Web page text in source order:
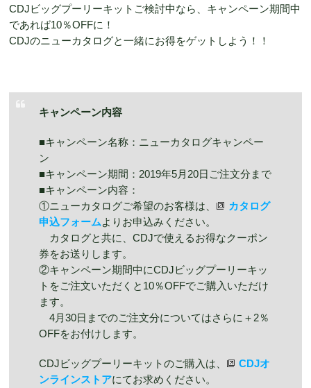
CDJビッグプーリーキットご検討中なら、キャンペーン期間中
であれば10％OFFに！
CDJのニューカタログと一緒にお得をゲットしよう！！
キャンペーン内容
■キャンペーン名称：ニューカタログキャンペー
ン
■キャンペーン期間：2019年5月20日ご注文分まで
■キャンペーン内容：
①ニューカタログご希望のお客様は、
カタログ
申込フォームよりお申込みください。
カタログと共に、CDJで使えるお得なクーポン
券をお送りします。
②キャンペーン期間中にCDJビッグプーリーキッ
トをご注文いただくと10％OFFでご購入いただけ
ます。
4月30日までのご注文分についてはさらに＋2％
OFFをお付けします。
CDJビッグプーリーキットのご購入は、
CDJオ
ンラインストアにてお求めください。